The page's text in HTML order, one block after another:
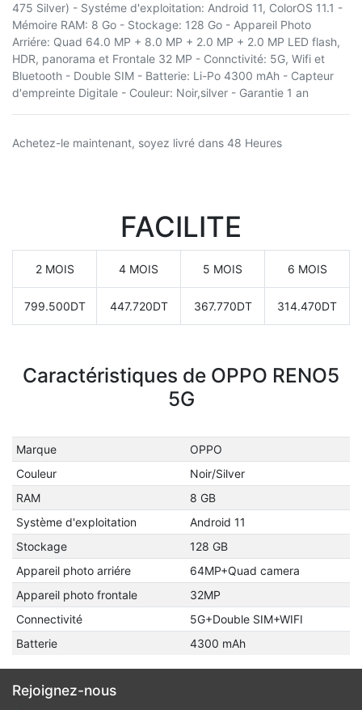
475 Silver) - Systéme d'exploitation: Android 11, ColorOS 11.1 -
Mémoire RAM: 8 Go - Stockage: 128 Go - Appareil Photo
Arriére: Quad 64.0 MP + 8.0 MP + 2.0 MP + 2.0 MP LED flash,
HDR, panorama et Frontale 32 MP - Connctivité: 5G, Wifi et
Bluetooth - Double SIM - Batterie: Li-Po 4300 mAh - Capteur
d'empreinte Digitale - Couleur: Noir,silver - Garantie 1 an
Achetez-le maintenant, soyez livré dans 48 Heures
FACILITE
2 MOIS 4 MOIS 5 MOIS 6 MOIS
799.500DT 447.720DT 367.770DT 314.470DT
Caractéristiques de OPPO RENO5
5G
Marque
OPPO
Couleur
Noir/Silver
RAM
8 GB
Système d'exploitation
Android 11
Stockage
128 GB
Appareil photo arriére
64MP+Quad camera
Appareil photo frontale
32MP
Connectivité
5G+Double SIM+WIFI
Batterie
4300 mAh
Rejoignez-nous